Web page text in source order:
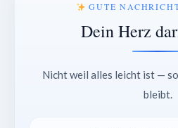
GUTE
Dein Herz
Nicht weil alles leicht ist —
bleibt.